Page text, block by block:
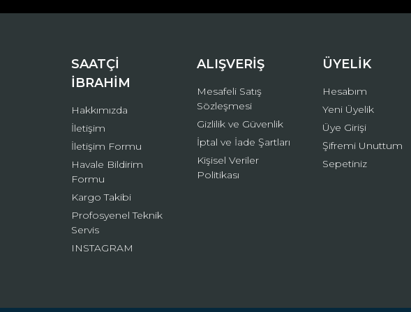
Bu ürüne benzer farklı alternatifler olmalı.
SAATÇİ
İBRAHİM
Hakkımızda
İletişim
İletişim Formu
Havale Bildirim
Formu
Kargo Takibi
Profosyenel Teknik
Servis
INSTAGRAM
ALIŞVERİŞ
Mesafeli Satış
Sözleşmesi
Gizlilik ve Güvenlik
İptal ve İade Şartları
Kişisel Veriler
Politikası
ÜYELİK
Hesabım
Yeni Üyelik
Üye Girişi
Şifremi Unuttum
Sepetiniz